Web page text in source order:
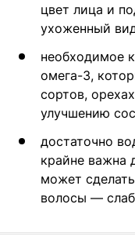
цвет лица и
ухоженный
необходимое
омега-3,
сортов,
улучшению
достаточно
крайне важна
может
волосы —